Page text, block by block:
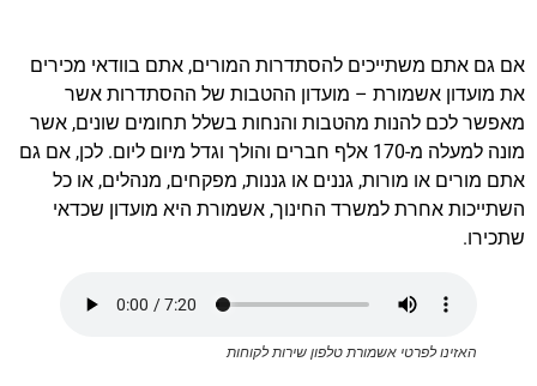
אם גם אתם משתייכים להסתדרות המורים, אתם בוודאי מכירים
את מועדון אשמורת – מועדון ההטבות של ההסתדרות אשר
מאפשר לכם להנות מהטבות והנחות בשלל תחומים שונים, אשר
מונה למעלה מ-170 אלף חברים והולך וגדל מיום ליום. לכן, אם גם
אתם מורים או מורות, גננים או גננות, מפקחים, מנהלים, או כל
השתייכות אחרת למשרד החינוך, אשמורת היא מועדון שכדאי
שתכירו.
האזינו לפרטי אשמורת טלפון שירות לקוחות